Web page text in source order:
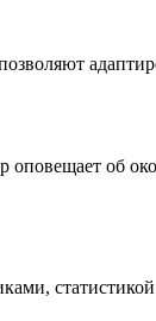
оповещает об